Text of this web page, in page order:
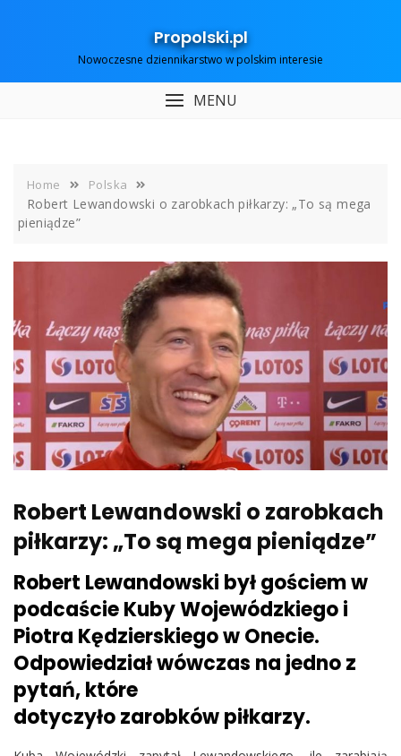
Propolski.pl
Nowoczesne dziennikarstwo w polskim interesie
MENU
Home Polska
Robert Lewandowski o zarobkach piłkarzy: „To są mega
pieniądze”
Robert Lewandowski o zarobkach
piłkarzy: „To są mega pieniądze”
Robert Lewandowski był gościem w
podcaście Kuby Wojewódzkiego i
Piotra Kędzierskiego w Onecie.
Odpowiedział wówczas na jedno z
pytań, które
dotyczyło zarobków piłkarzy.